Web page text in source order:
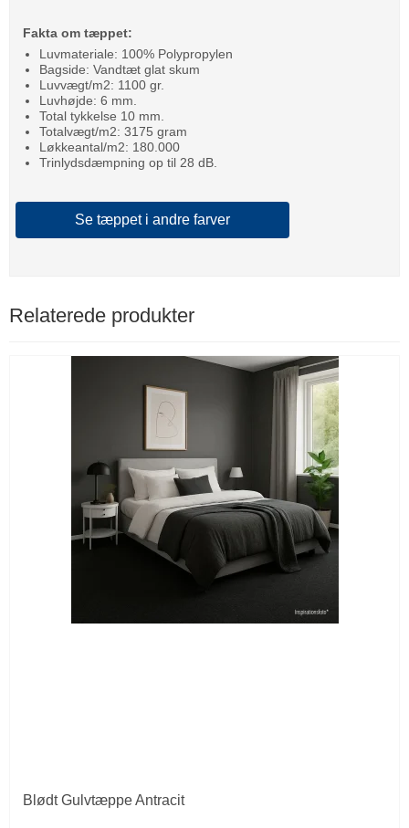
Fakta om tæppet:
Luvmateriale: 100% Polypropylen
Bagside: Vandtæt glat skum
Luvvægt/m2: 1100 gr.
Luvhøjde: 6 mm.
Total tykkelse 10 mm.
Totalvægt/m2: 3175 gram
Løkkeantal/m2: 180.000
Trinlydsdæmpning op til 28 dB.
Se tæppet i andre farver
Relaterede produkter
Blødt Gulvtæppe Antracit